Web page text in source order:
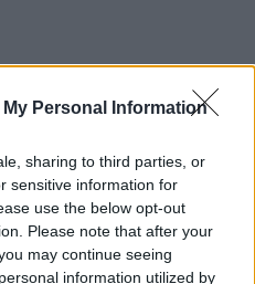
Personal Information
sharing to third parties, or
sensitive information for
use the below opt-out
Please note that after your
may continue seeing
information utilized by
μας στο
.
περιοδεία ΤΡΑΓΟΥΔΙ